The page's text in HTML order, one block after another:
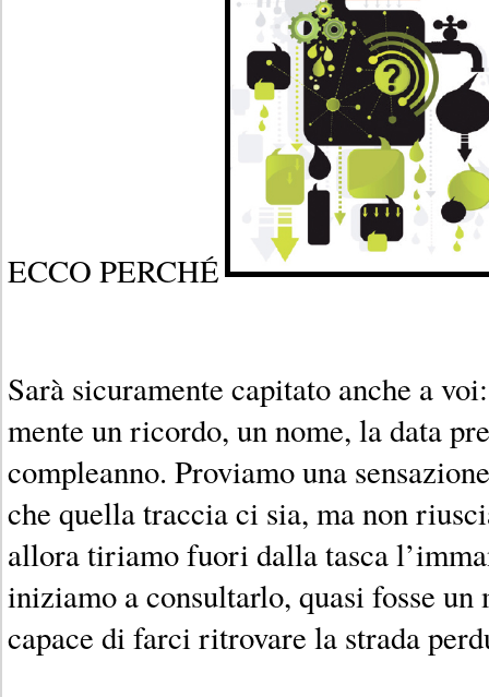
ECCO PERCHÉ
Sarà sicuramente capitato anche a
mente un ricordo, un nome, la data
compleanno. Proviamo una
che quella traccia ci sia, ma non
allora tiriamo fuori dalla tasca
iniziamo a consultarlo, quasi fosse un
capace di farci ritrovare la strada